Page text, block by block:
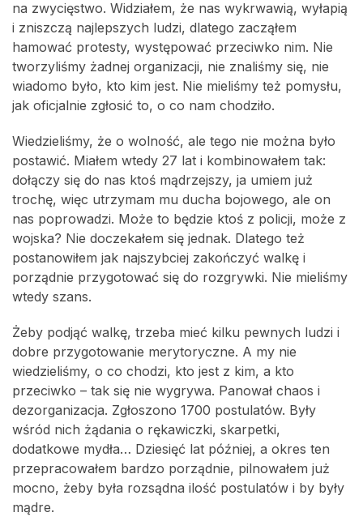
na zwycięstwo. Widziałem, że nas wykrwawią, wyłapią
i zniszczą najlepszych ludzi, dlatego zacząłem
hamować protesty, występować przeciwko nim. Nie
tworzyliśmy żadnej organizacji, nie znaliśmy się, nie
wiadomo było, kto kim jest. Nie mieliśmy też pomysłu,
jak oficjalnie zgłosić to, o co nam chodziło.
Wiedzieliśmy, że o wolność, ale tego nie można było
postawić. Miałem wtedy 27 lat i kombinowałem tak:
dołączy się do nas ktoś mądrzejszy, ja umiem już
trochę, więc utrzymam mu ducha bojowego, ale on
nas poprowadzi. Może to będzie ktoś z policji, może z
wojska? Nie doczekałem się jednak. Dlatego też
postanowiłem jak najszybciej zakończyć walkę i
porządnie przygotować się do rozgrywki. Nie mieliśmy
wtedy szans.
Żeby podjąć walkę, trzeba mieć kilku pewnych ludzi i
dobre przygotowanie merytoryczne. A my nie
wiedzieliśmy, o co chodzi, kto jest z kim, a kto
przeciwko – tak się nie wygrywa. Panował chaos i
dezorganizacja. Zgłoszono 1700 postulatów. Były
wśród nich żądania o rękawiczki, skarpetki,
dodatkowe mydła… Dziesięć lat później, a okres ten
przepracowałem bardzo porządnie, pilnowałem już
mocno, żeby była rozsądna ilość postulatów i by były
mądre.